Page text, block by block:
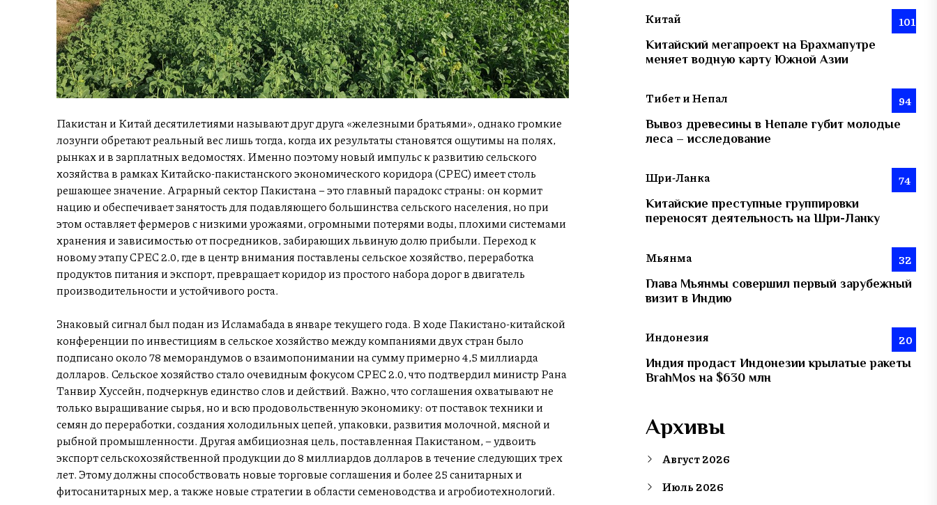
Пакистан и Китай десятилетиями называют друг друга «железными братьями», однако громкие
лозунги обретают реальный вес лишь тогда, когда их результаты становятся ощутимы на полях,
рынках и в зарплатных ведомостях. Именно поэтому новый импульс к развитию сельского
хозяйства в рамках Китайско-пакистанского экономического коридора (CPEC) имеет столь
решающее значение. Аграрный сектор Пакистана – это главный парадокс страны: он кормит
нацию и обеспечивает занятость для подавляющего большинства сельского населения, но при
этом оставляет фермеров с низкими урожаями, огромными потерями воды, плохими системами
хранения и зависимостью от посредников, забирающих львиную долю прибыли. Переход к
новому этапу CPEC 2.0, где в центр внимания поставлены сельское хозяйство, переработка
продуктов питания и экспорт, превращает коридор из простого набора дорог в двигатель
производительности и устойчивого роста.
Знаковый сигнал был подан из Исламабада в январе текущего года. В ходе Пакистано-китайской
конференции по инвестициям в сельское хозяйство между компаниями двух стран было
подписано около 78 меморандумов о взаимопонимании на сумму примерно 4,5 миллиарда
долларов. Сельское хозяйство стало очевидным фокусом CPEC 2.0, что подтвердил министр Рана
Танвир Хуссейн, подчеркнув единство слов и действий. Важно, что соглашения охватывают не
только выращивание сырья, но и всю продовольственную экономику: от поставок техники и
семян до переработки, создания холодильных цепей, упаковки, развития молочной, мясной и
рыбной промышленности. Другая амбициозная цель, поставленная Пакистаном, – удвоить
экспорт сельскохозяйственной продукции до 8 миллиардов долларов в течение следующих трех
лет. Этому должны способствовать новые торговые соглашения и более 25 санитарных и
фитосанитарных мер, а также новые стратегии в области семеноводства и агробиотехнологий.
Китай 101
Китайский мегапроект на Брахмапутре
меняет водную карту Южной Азии
Тибет и Непал 94
Вывоз древесины в Непале губит молодые
леса – исследование
Шри-Ланка 74
Китайские преступные группировки
переносят деятельность на Шри-Ланку
Мьянма 32
Глава Мьянмы совершил первый зарубежный
визит в Индию
Индонезия 20
Индия продаст Индонезии крылатые ракеты
BrahMos на $630 млн
Архивы
Август 2026
Июль 2026